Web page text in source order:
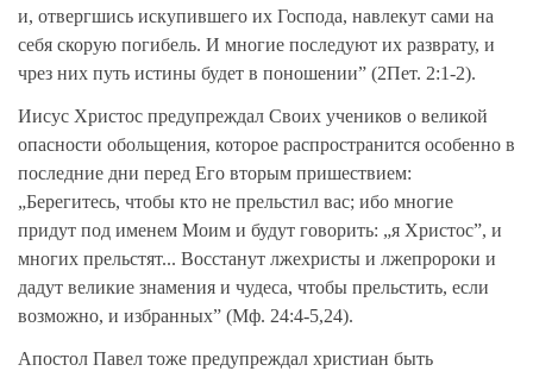
и, отвергшись искупившего их Господа, навлекут сами на
себя скорую погибель. И многие последуют их разврату, и
чрез них путь истины будет в поношении” (2Пет. 2:1-2).
Иисус Христос предупреждал Своих учеников о великой
опасности обольщения, которое распространится особенно в
последние дни перед Его вторым пришествием:
„Берегитесь, чтобы кто не прельстил вас; ибо многие
придут под именем Моим и будут говорить: „я Христос”, и
многих прельстят... Восстанут лжехристы и лжепророки и
дадут великие знамения и чудеса, чтобы прельстить, если
возможно, и избранных” (Мф. 24:4-5,24).
Апостол Павел тоже предупреждал христиан быть